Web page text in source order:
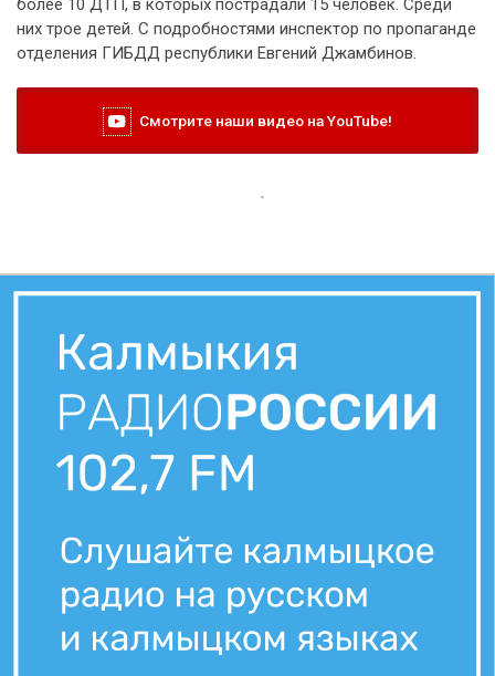
более 10 ДТП, в которых пострадали 15 человек. Среди
них трое детей. С подробностями инспектор по пропаганде
отделения ГИБДД республики Евгений Джамбинов.
Смотрите наши видео на YouTube!